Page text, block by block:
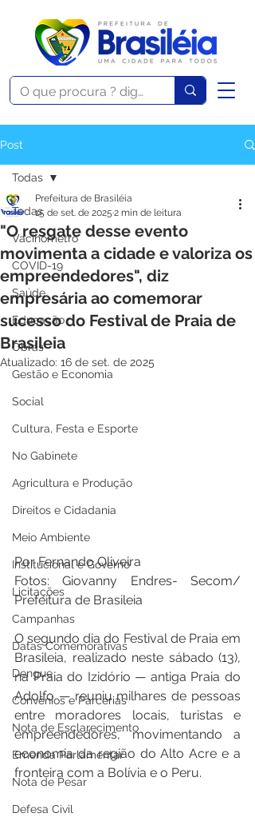
Post
Todas
Vacinômetro
COVID-19
Saúde
Educação
Obras
Gestão e Economia
Social
Cultura, Festa e Esporte
No Gabinete
Agricultura e Produção
Direitos e Cidadania
Meio Ambiente
Institucional e Governo
Licitações
Campanhas
Datas Comemorativas
Dengue
Convênios e Parcerias
Nota de Esclarecimento
Emenda Parlamentar
Nota de Pesar
Defesa Civil
Todas
"O resgate desse evento
movimenta a cidade e valoriza os
empreendedores", diz
empresária ao comemorar
sucesso do Festival de Praia de
Brasileia
Prefeitura de Brasiléia
15 de set. de 2025 2 min de leitura
Atualizado: 16 de set. de 2025
Por Fernando Oliveira
Fotos: Giovanny Endres- Secom/
Prefeitura de Brasileia
O segundo dia do Festival de Praia em
Brasileia, realizado neste sábado (13),
na Praia do Izidório — antiga Praia do
Adolfo — reuniu milhares de pessoas
entre moradores locais, turistas e
empreendedores, movimentando a
economia da região do Alto Acre e a
fronteira com a Bolívia e o Peru.